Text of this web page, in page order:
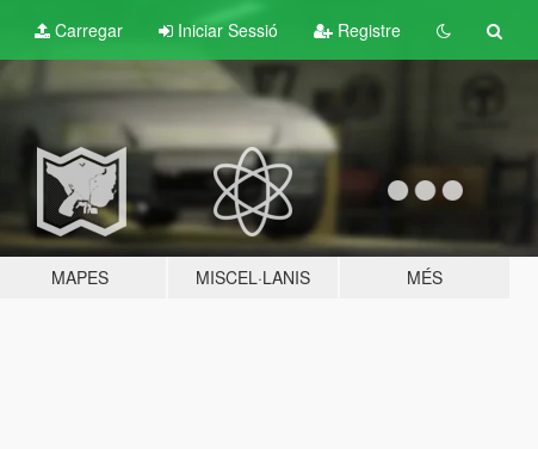
Carregar Iniciar Sessió Registre
MAPES MISCEL·LANIS MÉS